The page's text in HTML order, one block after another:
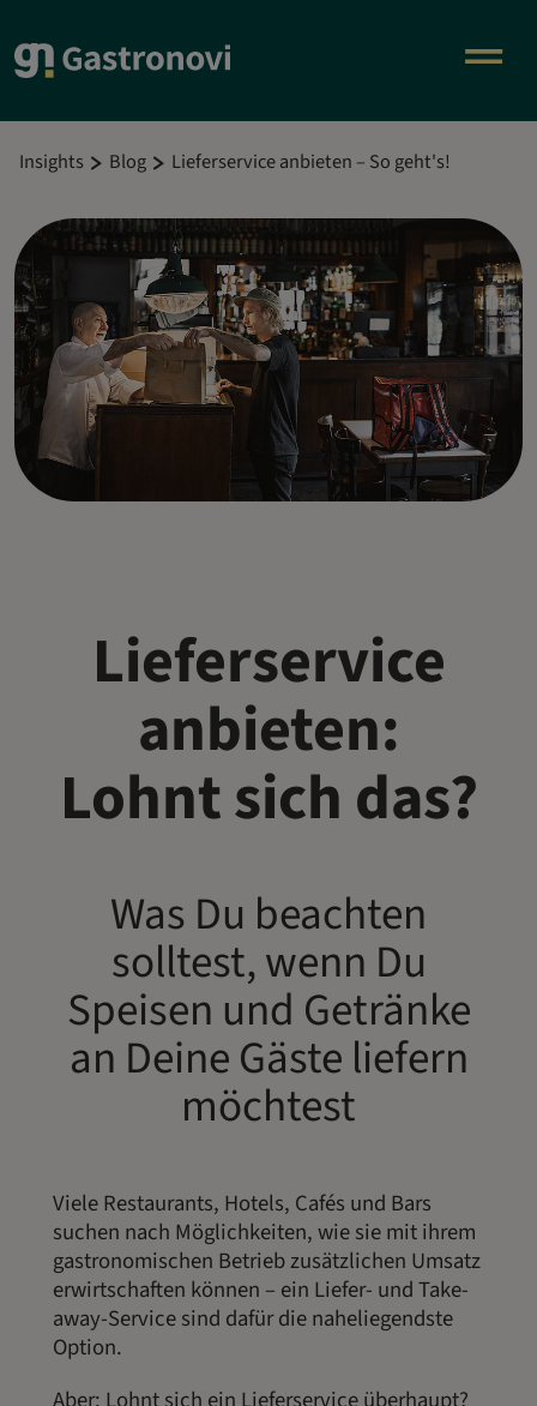
Insights Blog Lieferservice anbieten – So geht's!
Lieferservice
anbieten:
Lohnt sich das?
Was Du beachten
solltest, wenn Du
Speisen und Getränke
an Deine Gäste liefern
möchtest
Viele Restaurants, Hotels, Cafés und Bars
suchen nach Möglichkeiten, wie sie mit ihrem
gastronomischen Betrieb zusätzlichen Umsatz
erwirtschaften können – ein Liefer- und Take-
away-Service sind dafür die naheliegendste
Option.